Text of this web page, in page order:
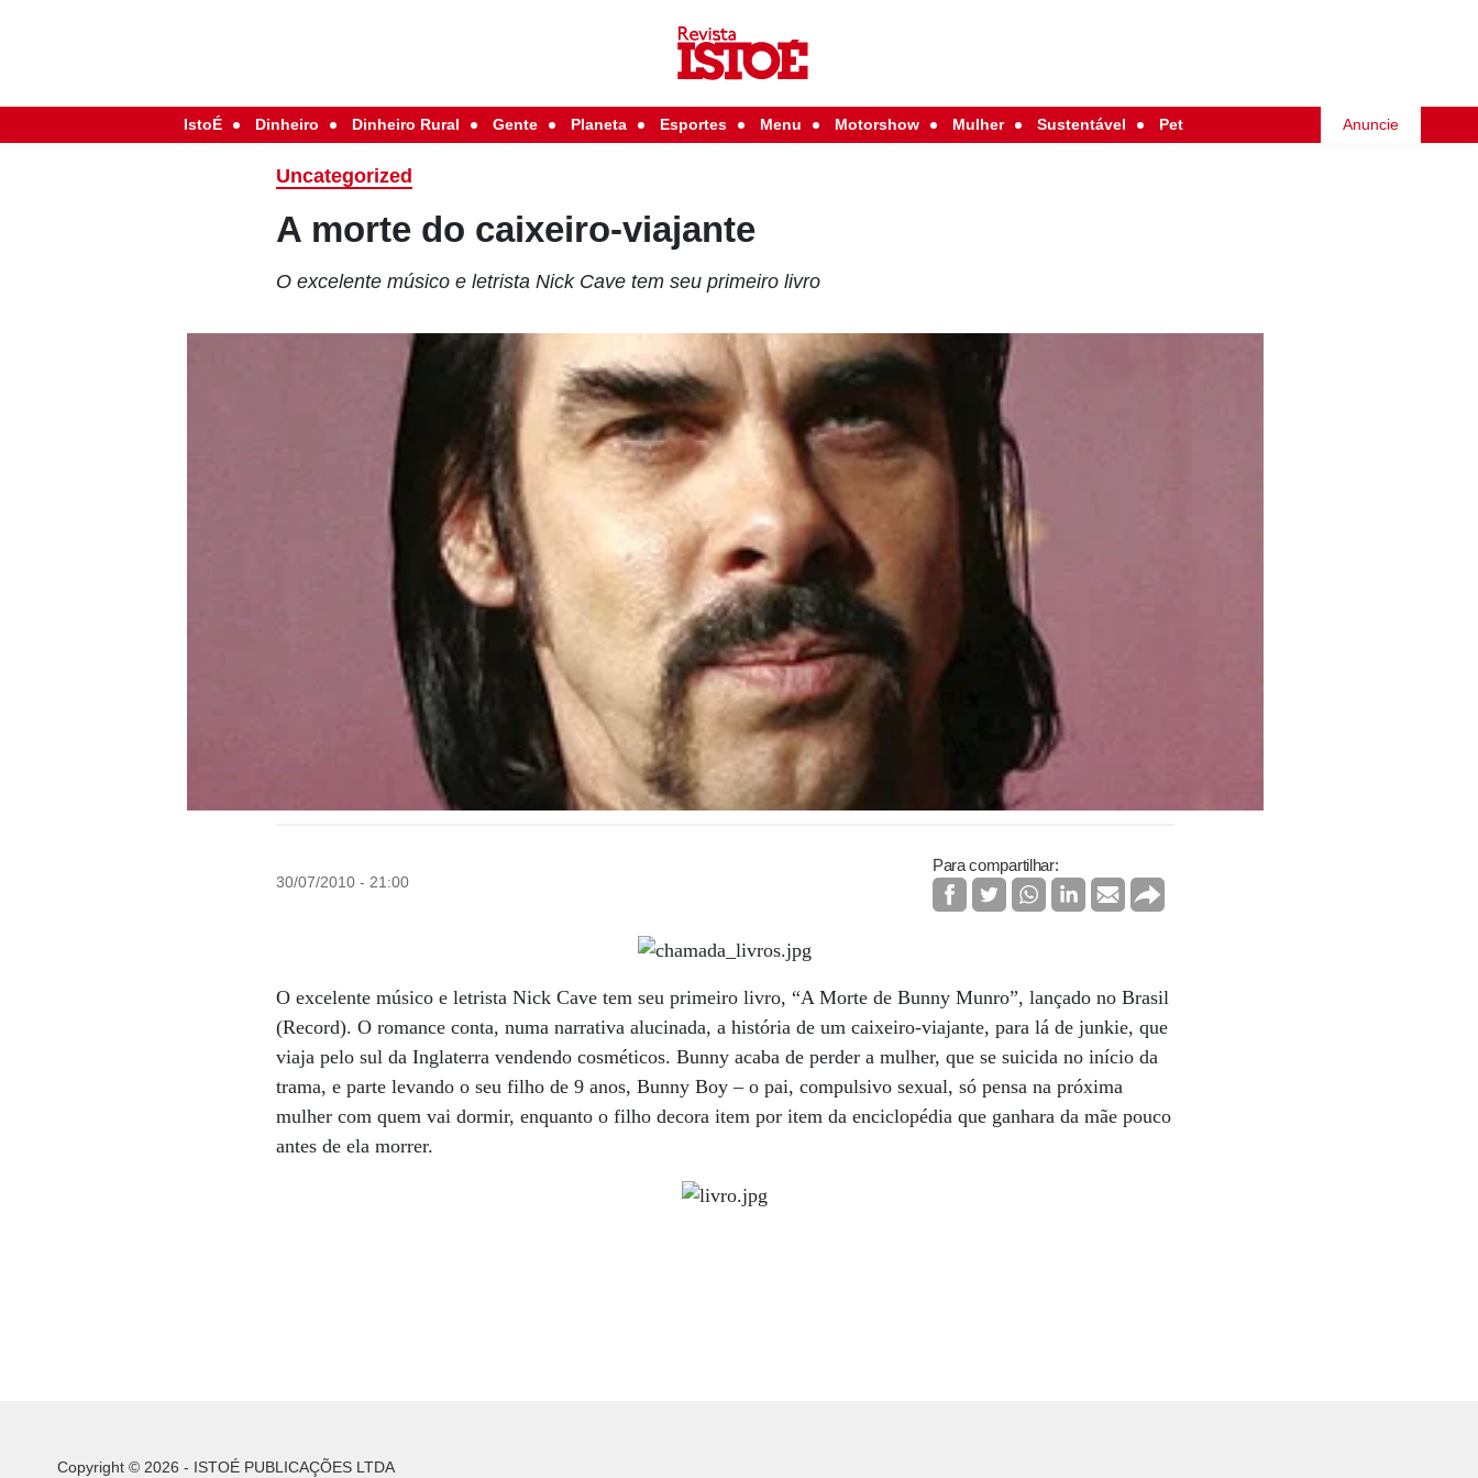
IstoÉ Dinheiro Dinheiro Rural Gente Planeta Esportes Menu Motorshow Mulher Sustentável Pet Anuncie
Uncategorized
A morte do caixeiro-viajante
O excelente músico e letrista Nick Cave tem seu primeiro livro
30/07/2010 - 21:00
Para compartilhar:
O excelente músico e letrista Nick Cave tem seu primeiro livro, “A Morte de Bunny Munro”, lançado no Brasil
(Record). O romance conta, numa narrativa alucinada, a história de um caixeiro-viajante, para lá de junkie, que
viaja pelo sul da Inglaterra vendendo cosméticos. Bunny acaba de perder a mulher, que se suicida no início da
trama, e parte levando o seu filho de 9 anos, Bunny Boy – o pai, compulsivo sexual, só pensa na próxima
mulher com quem vai dormir, enquanto o filho decora item por item da enciclopédia que ganhara da mãe pouco
antes de ela morrer.
Copyright © 2026 - ISTOÉ PUBLICAÇÕES LTDA